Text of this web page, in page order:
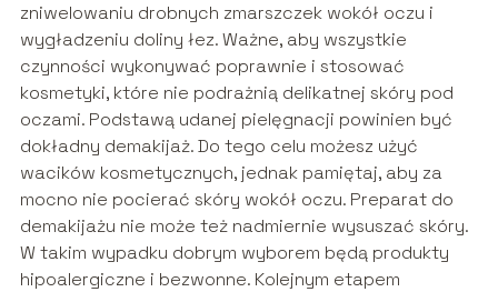
zniwelowaniu drobnych zmarszczek wokół oczu i
wygładzeniu doliny łez. Ważne, aby wszystkie
czynności wykonywać poprawnie i stosować
kosmetyki, które nie podrażnią delikatnej skóry pod
oczami. Podstawą udanej pielęgnacji powinien być
dokładny demakijaż. Do tego celu możesz użyć
wacików kosmetycznych, jednak pamiętaj, aby za
mocno nie pocierać skóry wokół oczu. Preparat do
demakijażu nie może też nadmiernie wysuszać skóry.
W takim wypadku dobrym wyborem będą produkty
hipoalergiczne i bezwonne. Kolejnym etapem